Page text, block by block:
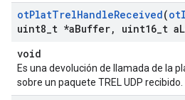
otPlatTrelHandleReceived(ot
uint8 t *aBuffer, uint16 t a
void
Es una devolución de llamada de la
sobre un paquete TREL UDP recibido.